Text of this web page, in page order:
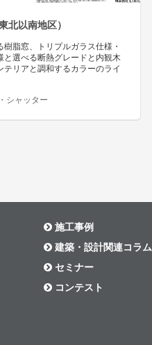
北以南地区）
樹脂窓、トリプルガラス仕様・
と選べる断熱グレードと内観木
テリアと調和するカラーのライ
シャッター
施工事例
建築・設計関連コラム
セミナー
コンテスト